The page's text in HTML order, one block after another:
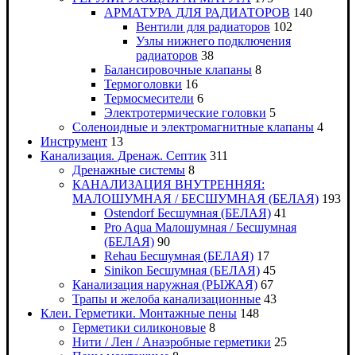
АРМАТУРА ДЛЯ РАДИАТОРОВ 140
Вентили для радиаторов 102
Узлы нижнего подключения
радиаторов 38
Балансировочные клапаны 8
Термоголовки 16
Термосмесители 6
Электротермические головки 5
Соленоидные и электромагнитные клапаны 4
Инструмент 13
Канализация. Дренаж. Септик 311
Дренажные системы 8
КАНАЛИЗАЦИЯ ВНУТРЕННЯЯ:
МАЛОШУМНАЯ / БЕСШУМНАЯ (БЕЛАЯ) 193
Ostendorf Бесшумная (БЕЛАЯ) 41
Pro Aqua Малошумная / Бесшумная
(БЕЛАЯ) 90
Rehau Бесшумная (БЕЛАЯ) 17
Sinikon Бесшумная (БЕЛАЯ) 45
Канализация наружная (РЫЖАЯ) 67
Трапы и желоба канализационные 43
Клеи. Герметики. Монтажные пены 148
Герметики силиконовые 8
Нити / Лен / Анаэробные герметики 25